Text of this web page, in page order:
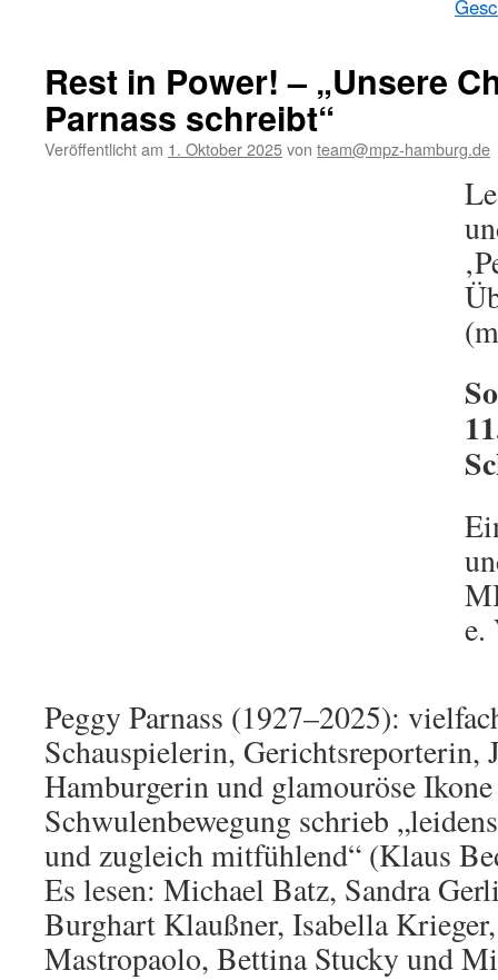
Rest in Power! – „Unsere
Parnass schreibt“
Veröffentlicht am 1. Oktober 2025von team@mpz-hamburg.de
e.
Peggy Parnass (1927–2025):
Schauspielerin,
Hamburgerin und glamouröse
Schwulenbewegung schrieb
und zugleich mitfühlend“ (Klaus
Es lesen: Michael Batz, Sandra
Burghart Klaußner, Isabella
Mastropaolo, Bettina Stucky und